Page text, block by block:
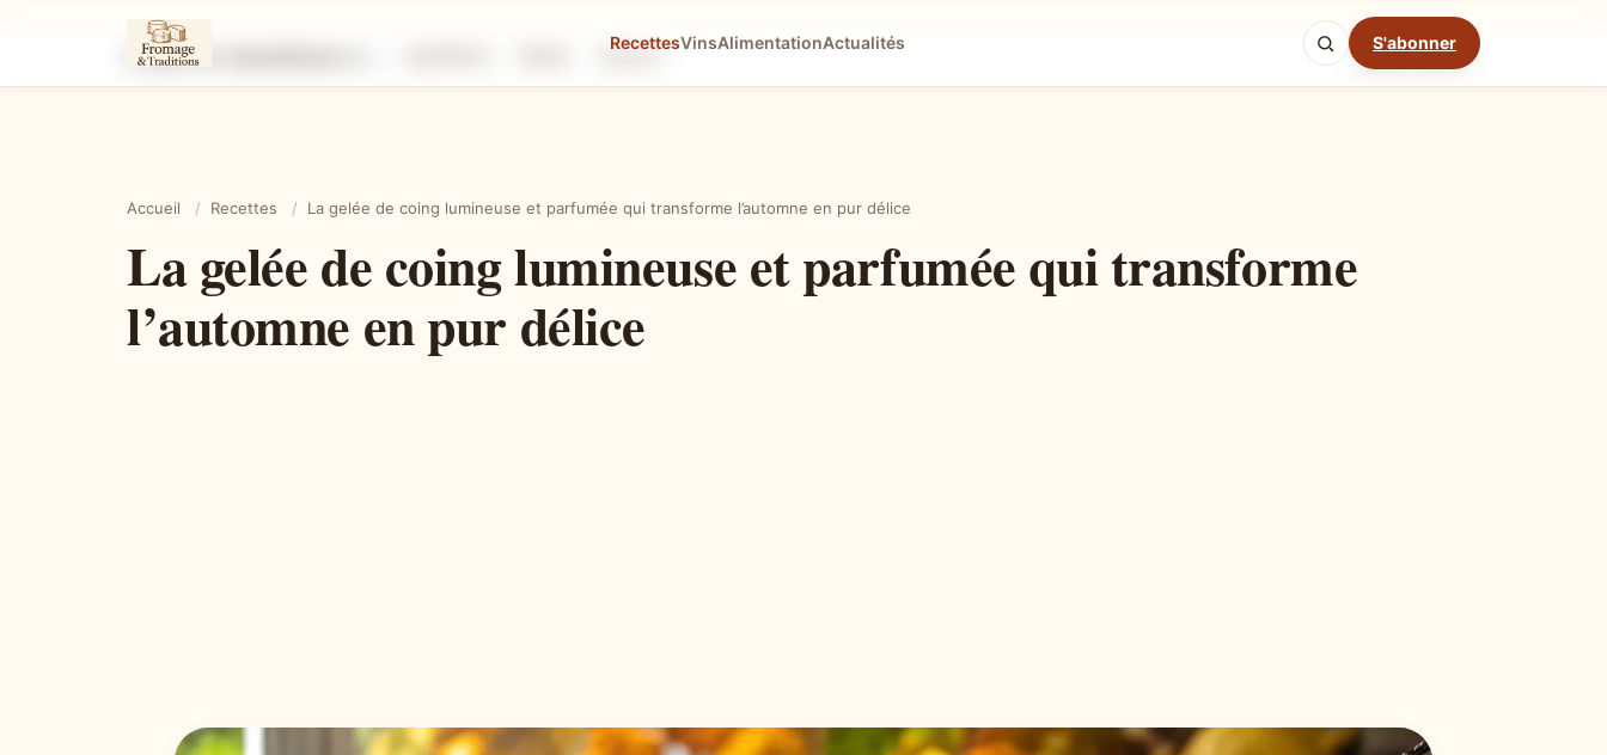
RecettesVinsAlimentationActualités S'abonner
Astuces Mode cuisine
Accueil / Recettes / La gelée de coing lumineuse et parfumée qui transforme l’automne en pur délice
La gelée de coing lumineuse et parfumée qui transforme
l’automne en pur délice